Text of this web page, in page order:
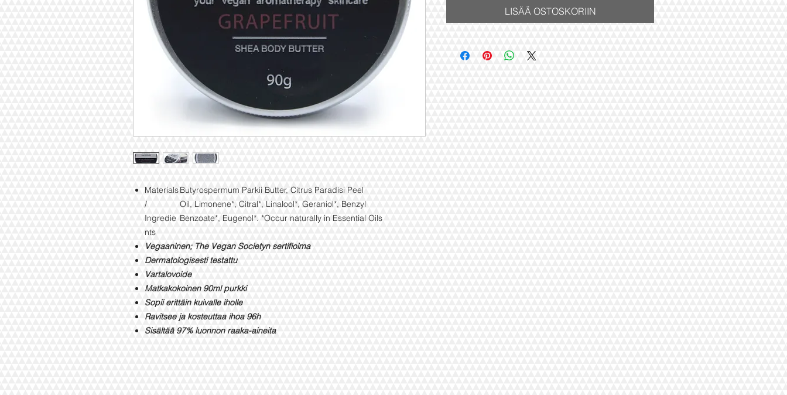
Materials
/
Ingredie
nts
Butyrospermum Parkii Butter, Citrus Paradisi Peel
Oil, Limonene*, Citral*, Linalool*, Geraniol*, Benzyl
Benzoate*, Eugenol*. *Occur naturally in Essential Oils
Vegaaninen; The Vegan Societyn sertifioima
Dermatologisesti testattu
Vartalovoide
Matkakokoinen 90ml purkki
Sopii erittäin kuivalle iholle
Ravitsee ja kosteuttaa ihoa 96h
Sisältää 97% luonnon raaka-aineita
LISÄÄ OSTOSKORIIN